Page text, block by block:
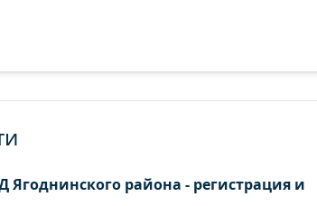
Ягоднинского района - регистрация и